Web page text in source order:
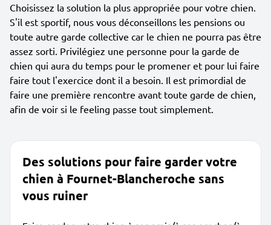
Choisissez la solution la plus appropriée pour votre chien.
S'il est sportif, nous vous déconseillons les pensions ou
toute autre garde collective car le chien ne pourra pas être
assez sorti. Privilégiez une personne pour la garde de
chien qui aura du temps pour le promener et pour lui faire
faire tout l'exercice dont il a besoin. Il est primordial de
faire une première rencontre avant toute garde de chien,
afin de voir si le feeling passe tout simplement.
Des solutions pour faire garder votre
chien à Fournet-Blancheroche sans
vous ruiner